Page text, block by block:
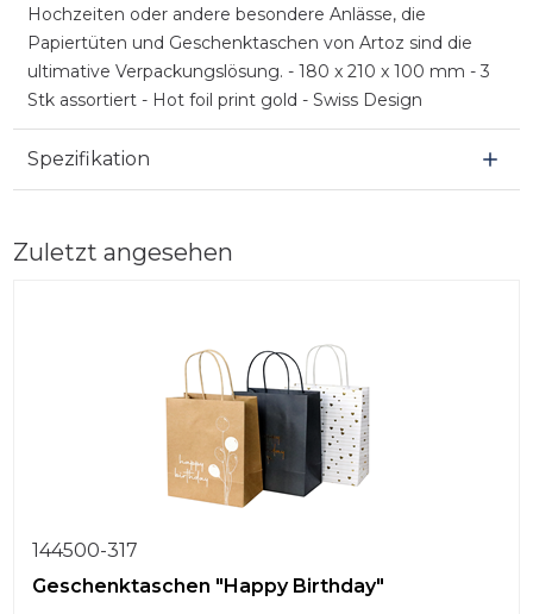
Hochzeiten oder andere besondere Anlässe, die
Papiertüten und Geschenktaschen von Artoz sind die
ultimative Verpackungslösung. - 180 x 210 x 100 mm - 3
Stk assortiert - Hot foil print gold - Swiss Design
Spezifikation
Zuletzt angesehen
144500-317
Geschenktaschen "Happy Birthday"